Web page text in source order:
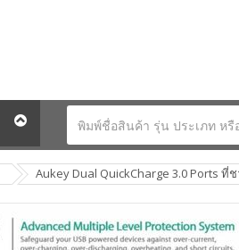
Aukey Dual QuickCharge 3.0 Ports ที่